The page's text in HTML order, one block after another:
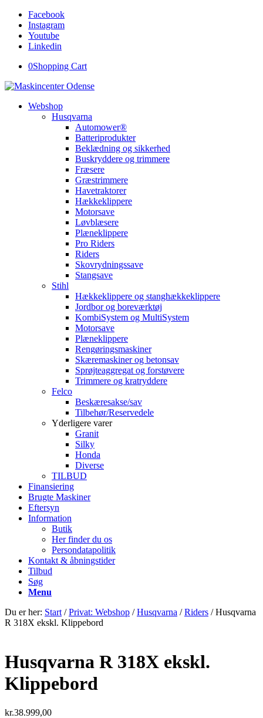
Facebook
Instagram
Youtube
Linkedin
0Shopping Cart
Webshop
Husqvarna
Automower®
Batteriprodukter
Beklædning og sikkerhed
Buskryddere og trimmere
Fræsere
Græstrimmere
Havetraktorer
Hækkeklippere
Motorsave
Løvblæsere
Plæneklippere
Pro Riders
Riders
Skovrydningssave
Stangsave
Stihl
Hækkeklippere og stanghækkeklippere
Jordbor og boreværktøj
KombiSystem og MultiSystem
Motorsave
Plæneklippere
Rengøringsmaskiner
Skæremaskiner og betonsav
Sprøjteaggregat og forstøvere
Trimmere og kratryddere
Felco
Beskæresakse/sav
Tilbehør/Reservedele
Yderligere varer
Granit
Silky
Honda
Diverse
TILBUD
Finansiering
Brugte Maskiner
Eftersyn
Information
Butik
Her finder du os
Persondatapolitik
Kontakt & åbningstider
Tilbud
Søg
Menu
Du er her: Start / Privat: Webshop / Husqvarna / Riders / Husqvarna
R 318X ekskl. Klippebord
Husqvarna R 318X ekskl.
Klippebord
kr.38.999,00